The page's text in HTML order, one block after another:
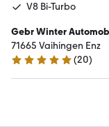
V8 Bi-Turbo
Gebr Winter
71665 Vaihingen Enz
5 Sterne
(20)